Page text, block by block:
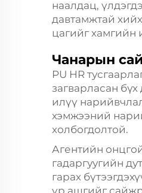
наалдац,
давтамжтай
цагийг хамгийн
Чанарын
PU HR
загварласан
илүү
хэмжээний
холбогдолтой.
Агентийн
гадаргуугийн
гарах
үр ашгийг